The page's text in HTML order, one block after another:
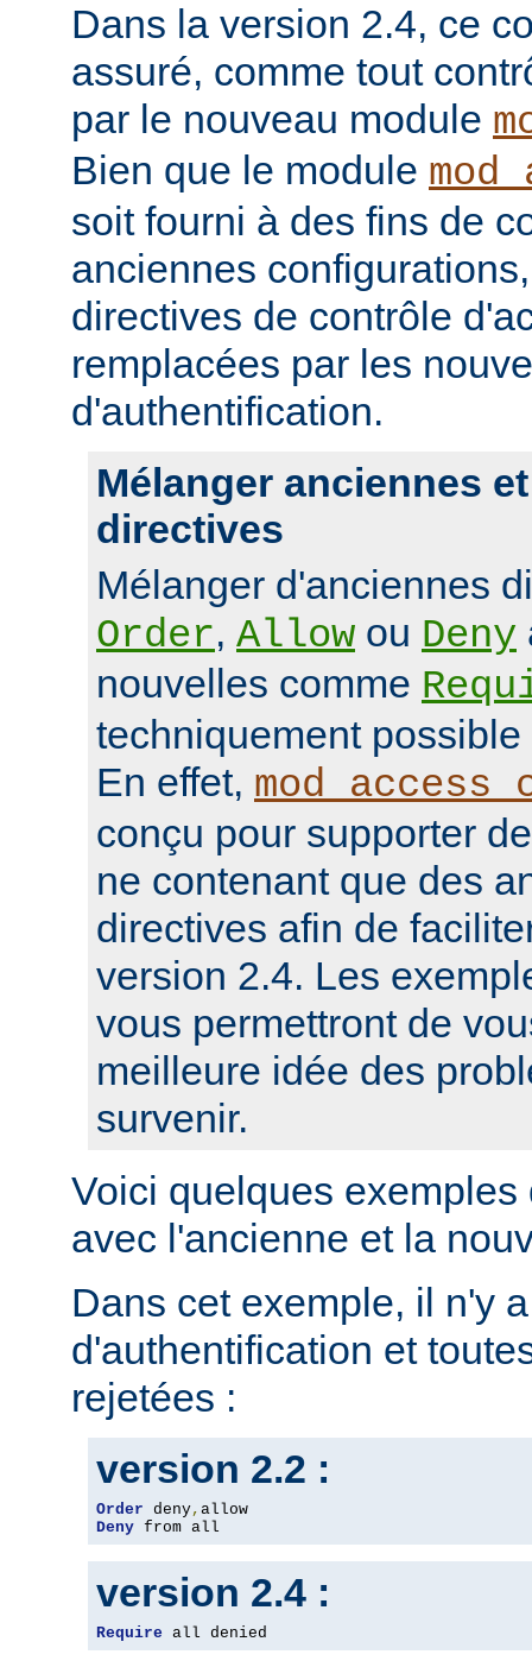
Dans la version 2.4, ce
assuré, comme tout
par le nouveau module
Bien que le module
soit fourni à des fins de
anciennes
directives de contrôle
remplacées par les
d'authentification.
Mélanger anciennes
directives
Mélanger d'anciennes
Order, Allow ou Deny
nouvelles comme
techniquement
En effet,
conçu pour supporter
ne contenant que des
directives afin de
version 2.4. Les
vous permettront de
meilleure idée des
survenir.
Voici quelques
avec l'ancienne et la
Dans cet exemple, il n'y
d'authentification et
rejetées :
version 2.2 :
Order deny,
Deny from all
version 2.4 :
Require all denied